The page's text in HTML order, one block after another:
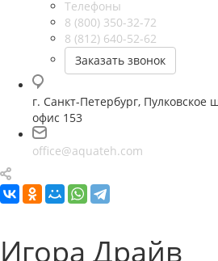
Телефоны
8 (800) 350-32-72
8 (812) 640-52-62
Заказать звонок
г. Санкт-Петербург, Пулковское
офис 153
office@aquateh.com
Игора Драйв